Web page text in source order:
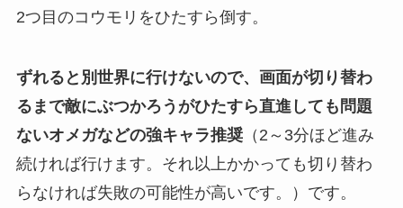
2つ目のコウモリをひたすら倒す。
ずれると別世界に行けないので、画面が切り替わ
るまで敵にぶつかろうがひたすら直進しても問題
ないオメガなどの強キャラ推奨（2～3分ほど進み
続ければ行けます。それ以上かかっても切り替わ
らなければ失敗の可能性が高いです。）です。